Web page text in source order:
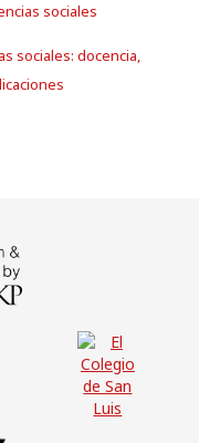
sociales
sociales: docencia,